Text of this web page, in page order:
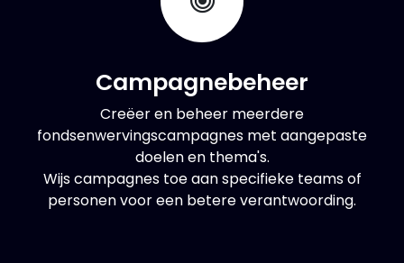
Campagnebeheer
Creëer en beheer meerdere
fondsenwervingscampagnes met aangepaste
doelen en thema's.
Wijs campagnes toe aan specifieke teams of
personen voor een betere verantwoording.